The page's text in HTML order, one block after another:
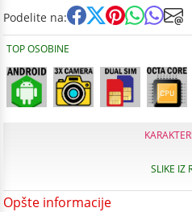
Podelite na:
TOP OSOBINE
SLIKE IZ
Opšte informacije